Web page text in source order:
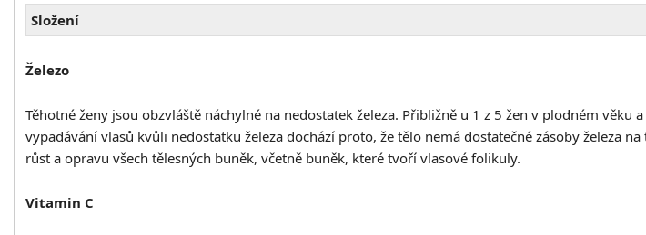
Složení
Železo
Těhotné ženy jsou obzvláště náchylné na nedostatek železa. Přibližně u 1 z 5 žen v plodném
vypadávání vlasů kvůli nedostatku železa dochází proto, že tělo nemá dostatečné zásoby
růst a opravu všech tělesných buněk, včetně buněk, které tvoří vlasové folikuly.
Vitamin C